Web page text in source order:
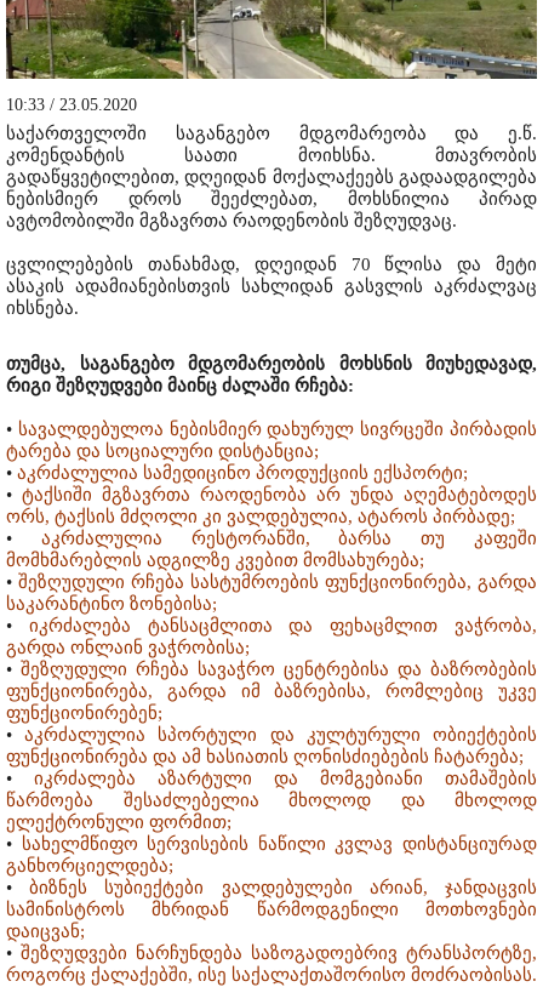
10:33 / 23.05.2020
საქართველოში საგანგებო მდგომარეობა და ე.წ.
კომენდანტის საათი მოიხსნა. მთავრობის
გადაწყვეტილებით, დღეიდან მოქალაქეებს გადაადგილება
ნებისმიერ დროს შეეძლებათ, მოხსნილია პირად
ავტომობილში მგზავრთა რაოდენობის შეზღუდვაც.
ცვლილებების თანახმად, დღეიდან 70 წლისა და მეტი
ასაკის ადამიანებისთვის სახლიდან გასვლის აკრძალვაც
იხსნება.
თუმცა, საგანგებო მდგომარეობის მოხსნის მიუხედავად,
რიგი შეზღუდვები მაინც ძალაში რჩება:
• სავალდებულოა ნებისმიერ დახურულ სივრცეში პირბადის
ტარება და სოციალური დისტანცია;
• აკრძალულია სამედიცინო პროდუქციის ექსპორტი;
• ტაქსიში მგზავრთა რაოდენობა არ უნდა აღემატებოდეს
ორს, ტაქსის მძღოლი კი ვალდებულია, ატაროს პირბადე;
• აკრძალულია რესტორანში, ბარსა თუ კაფეში
მომხმარებლის ადგილზე კვებით მომსახურება;
• შეზღუდული რჩება სასტუმროების ფუნქციონირება, გარდა
საკარანტინო ზონებისა;
• იკრძალება ტანსაცმლითა და ფეხაცმლით ვაჭრობა,
გარდა ონლაინ ვაჭრობისა;
• შეზღუდული რჩება სავაჭრო ცენტრებისა და ბაზრობების
ფუნქციონირება, გარდა იმ ბაზრებისა, რომლებიც უკვე
ფუნქციონირებენ;
•აკრძალულია სპორტული და კულტურული ობიექტების
ფუნქციონირება და ამ ხასიათის ღონისძიებების ჩატარება;
• იკრძალება აზარტული და მომგებიანი თამაშების
წარმოება შესაძლებელია მხოლოდ და მხოლოდ
ელექტრონული ფორმით;
• სახელმწიფო სერვისების ნაწილი კვლავ დისტანციურად
განხორციელდება;
•ბიზნეს სუბიექტები ვალდებულები არიან, ჯანდაცვის
სამინისტროს მხრიდან წარმოდგენილი მოთხოვნები
დაიცვან;
• შეზღუდვები ნარჩუნდება საზოგადოებრივ ტრანსპორტზე,
როგორც ქალაქებში, ისე საქალაქთაშორისო მოძრაობისას.